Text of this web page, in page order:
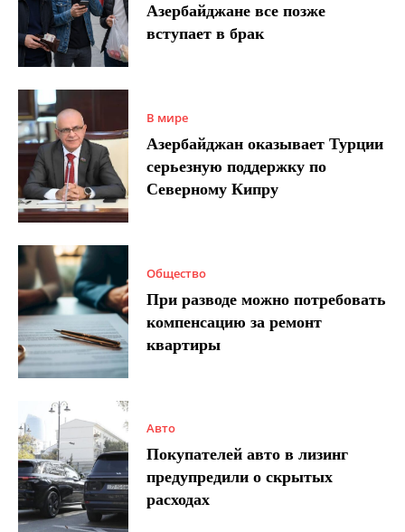
Азербайджане все позже
вступает в брак
В мире
Азербайджан оказывает Турции
серьезную поддержку по
Северному Кипру
Общество
При разводе можно потребовать
компенсацию за ремонт
квартиры
Авто
Покупателей авто в лизинг
предупредили о скрытых
расходах